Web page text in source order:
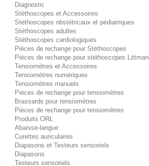
Diagnostic
Stéthoscopes et Accessoires
Stéthoscopes obstétricaux et pédiatriques
Stéthoscopes adultes
Stéthoscopes cardiologiques
Pièces de rechange pour Stéthoscopes
Pièces de rechange pour stéthoscopes
Tensiomètres et Accessoires
Tensiomètres numériques
Tensiomètres manuels
Pièces de rechange pour tensiomètres
Brassards pour tensiomètres
Pièces de rechange pour tensiomètres
Produits ORL
Abaisse-langue
Curettes auriculaires
Diapasons et Testeurs sensoriels
Diapasons
Testeurs sensoriels